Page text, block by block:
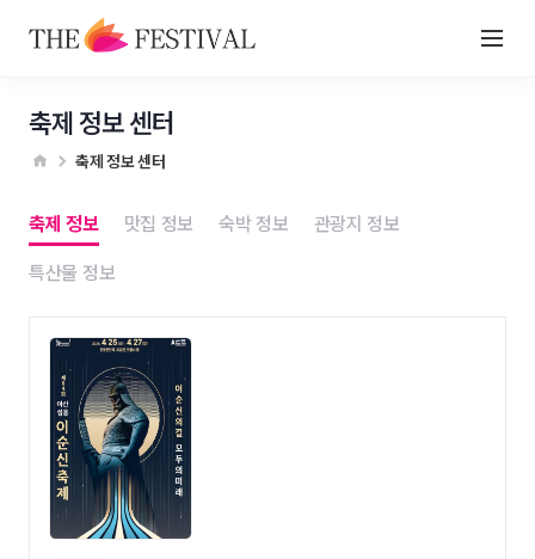
축제 정보 센터
축제 정보 센터
축제 정보 맛집 정보 숙박 정보 관광지 정보
특산물 정보